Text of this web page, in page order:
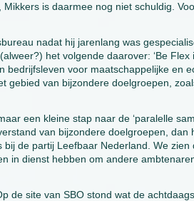
is daarmee nog niet schuldig.
nadat hij jarenlang was
het volgende daarover: ‘Be Flex
voor maatschappelijke en
van bijzondere doelgroepen,
een kleine stap naar de ‘paralelle
van bijzondere doelgroepen, dan
de partij Leefbaar Nederland. We zien
in dienst hebben om andere
de site van SBO stond wat de